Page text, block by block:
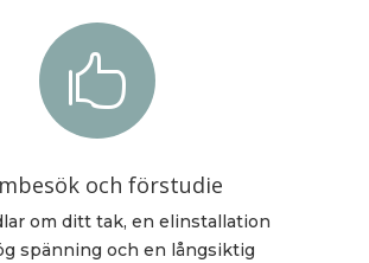

och förstudie
om ditt tak, en elinstallation
spänning och en långsiktig